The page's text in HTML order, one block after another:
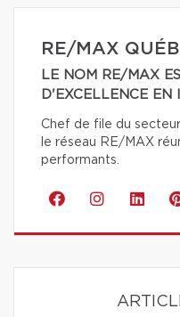
RE/MAX
LE NOM RE/MAX
D'EXCELLENCE EN
Chef de file du
le réseau RE/MAX
performants.